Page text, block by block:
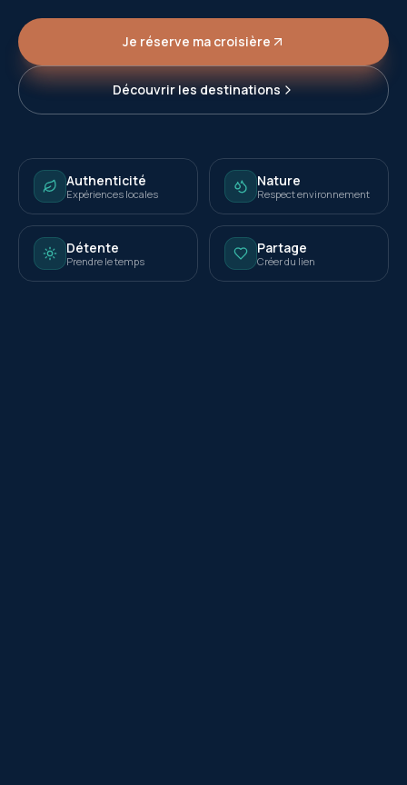
Je réserve ma croisière
Découvrir les destinations
Authenticité
Expériences locales
Nature
Respect environnement
Détente
Prendre le temps
Partage
Créer du lien